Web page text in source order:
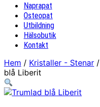
Naprapat
Osteopat
Utbildning
Hälsobutik
Kontakt
Hem / Kristaller - Stenar /
blå Liberit